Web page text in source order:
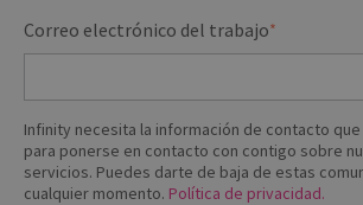
Correo electrónico del trabajo*
Infinity necesita la información de contacto
para ponerse en contacto con contigo sobre
servicios. Puedes darte de baja de estas
cualquier momento. Política de privacidad.